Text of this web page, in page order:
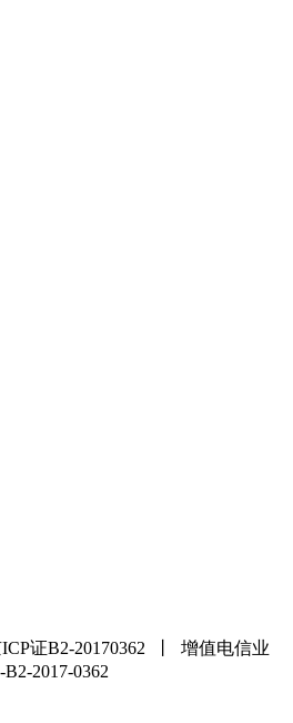
证B2-20170362 丨 增值电信业
2017-0362